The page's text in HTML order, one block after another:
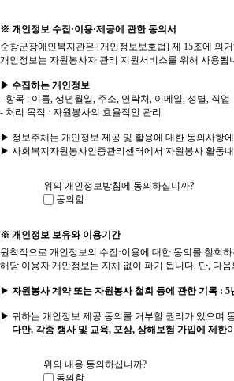
※ 개인정보 수집·이용·제공에 관한 동의서
순창군장애인복지관은 [개인정보보호법] 제 15조에 의
개인정보는 자원봉사자 관리 지원서비스를 위해 사용됩
▶ 수집하는 개인정보
- 항목 : 이름, 생년월일, 주소, 연락처, 이메일, 성별, 직업
- 처리 목적 : 자원봉사의 효율적인 관리
▶ 정보주체는 개인정보 제공 및 활용에 대한 동의사항
▶ 사회복지자원봉사인증관리센터에서 자원봉사 활동
위의 개인정보방침에 동의하십니까?
동의함
※ 개인정보 보유와 이용기간
원칙적으로 개인정보의 수집·이용에 대한 동의를 철회
해당 이용자 개인정보는 지체 없이 파기 됩니다. 단, 다
▶ 자원봉사 계약 또는 자원봉사 철회 등에 관한 기록 : 5
▶ 귀하는 개인정보 제공 동의를 거부할 권리가 있으며
다만, 각종 행사 및 교육, 포상, 상해보험 가입에 제한
위의 내용 동의하십니까?
동의함